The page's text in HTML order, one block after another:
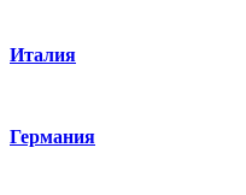
Италия
Германия